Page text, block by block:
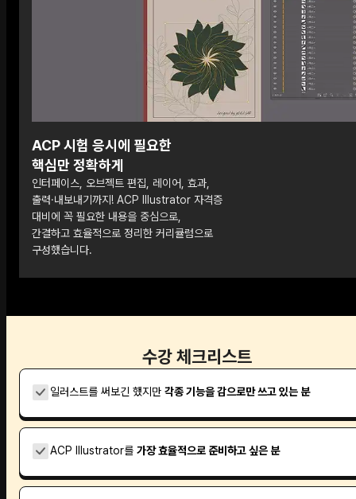
ACP 시험 응시에 필요한
핵심만 정확하게
인터페이스, 오브젝트 편집, 레이어, 효과,
출력·내보내기까지! ACP Illustrator 자격증
대비에 꼭 필요한 내용을 중심으로,
간결하고 효율적으로 정리한 커리큘럼으로
구성했습니다.
수강 체크리스트
일러스트를 써보긴 했지만 각종 기능을 감으로만 쓰고 있는 분
ACP Illustrator를 가장 효율적으로 준비하고 싶은 분